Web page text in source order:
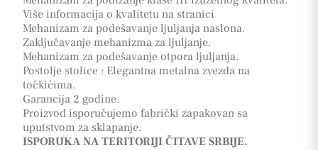
Više informacija o kvalitetu na stranici
Mehanizam za podešavanje ljuljanja naslona.
Zaključavanje mehanizma za ljuljanje.
Mehanizam za podešavanje otpora ljuljanja.
Postolje stolice : Elegantna metalna zvezda na
točkićima.
Garancija 2 godine.
Proizvod isporučujemo fabrički zapakovan sa
uputstvom za sklapanje.
ISPORUKA NA TERITORIJI ČITAVE SRBIJE.